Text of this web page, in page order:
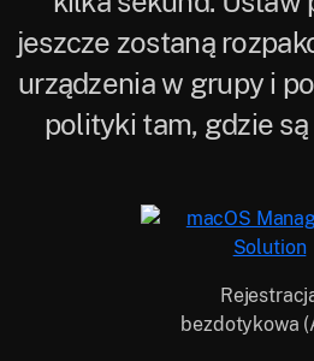
jeszcze zostaną
urządzenia w grupy i
polityki tam, gdzie
bezdotykowa